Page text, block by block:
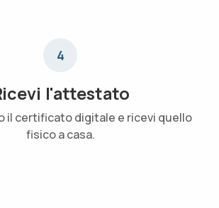
4
l'attestato
il certificato digitale e ricevi quello
fisico a casa.